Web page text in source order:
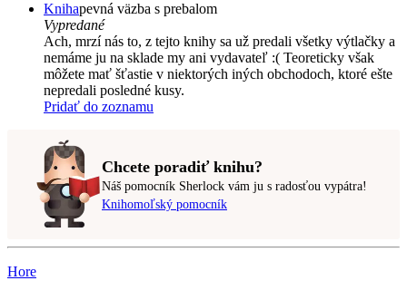
Knihapevná väzba s prebalom
Vypredané
Ach, mrzí nás to, z tejto knihy sa už predali všetky výtlačky a
nemáme ju na sklade my ani vydavateľ :( Teoreticky však
môžete mať šťastie v niektorých iných obchodoch, ktoré ešte
nepredali posledné kusy.
Pridať do zoznamu
Chcete poradiť knihu?
Náš pomocník Sherlock vám ju s radosťou vypátra!
Knihomoľský pomocník
Hore